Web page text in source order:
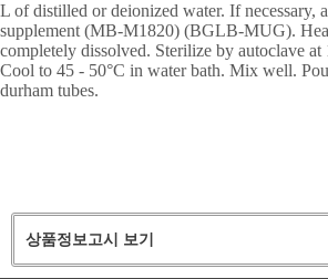
L of distilled or deionized water. If necessary,
supplement (MB-M1820) (BGLB-MUG).
completely dissolved. Sterilize by autoclave at
Cool to 45 - 50°C in water bath. Mix well.
durham tubes.
상품정보고시 보기